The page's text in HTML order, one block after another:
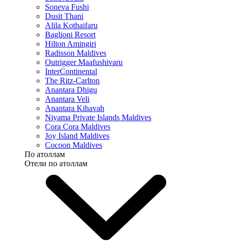
Soneva Fushi
Dusit Thani
Alila Kothaifaru
Baglioni Resort
Hilton Amingiri
Radisson Maldives
Outrigger Maafushivaru
InterContinental
The Ritz-Carlton
Anantara Dhigu
Anantara Veli
Anantara Kihavah
Niyama Private Islands Maldives
Cora Cora Maldives
Joy Island Maldives
Cocoon Maldives
По атоллам
Отели по атоллам